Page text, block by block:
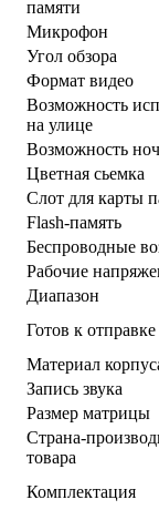
памяти
Микрофон
Угол обзора
Формат видео
Возможность
на улице
Возможность
Цветная сьемка
Слот для карты
Flash-память
Беспроводные
Рабочие
Диапазон
Готов к отправке
Материал
Запись звука
Размер матрицы
Страна-
товара
Комплектация